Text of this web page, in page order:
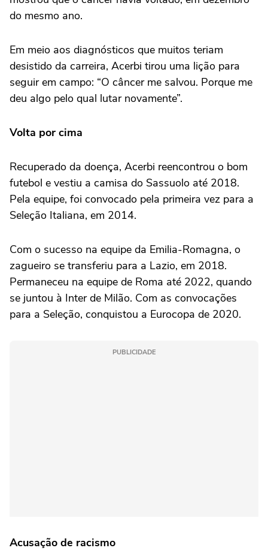
do mesmo ano.
Em meio aos diagnósticos que muitos teriam
desistido da carreira, Acerbi tirou uma lição para
seguir em campo: “O câncer me salvou. Porque me
deu algo pelo qual lutar novamente”.
Volta por cima
Recuperado da doença, Acerbi reencontrou o bom
futebol e vestiu a camisa do Sassuolo até 2018.
Pela equipe, foi convocado pela primeira vez para a
Seleção Italiana, em 2014.
Com o sucesso na equipe da Emilia-Romagna, o
zagueiro se transferiu para a Lazio, em 2018.
Permaneceu na equipe de Roma até 2022, quando
se juntou à Inter de Milão. Com as convocações
para a Seleção, conquistou a Eurocopa de 2020.
PUBLICIDADE
Acusação de racismo